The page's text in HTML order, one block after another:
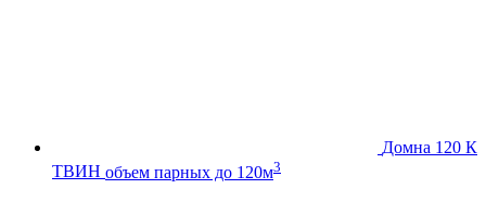
Домна 120 К
ТВИН объем парных до 120м3